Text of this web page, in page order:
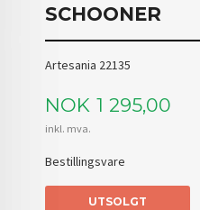
SCHOONER
Artesania 22135
Pris
NOK 1 295,00
inkl. mva.
Bestillingsvare
UTSOLGT